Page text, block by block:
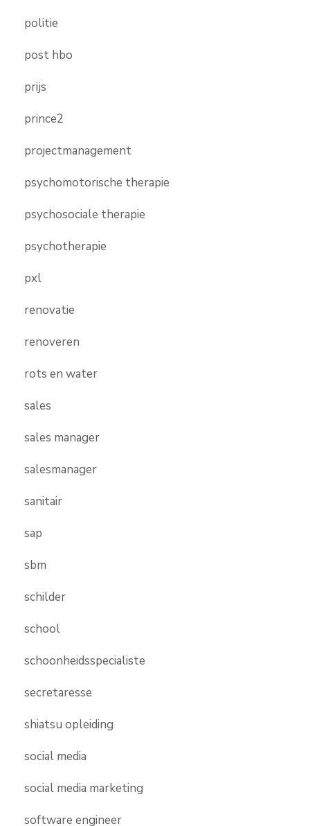
politie
post hbo
prijs
prince2
projectmanagement
psychomotorische therapie
psychosociale therapie
psychotherapie
pxl
renovatie
renoveren
rots en water
sales
sales manager
salesmanager
sanitair
sap
sbm
schilder
school
schoonheidsspecialiste
secretaresse
shiatsu opleiding
social media
social media marketing
software engineer